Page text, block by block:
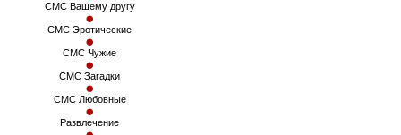
СМС Вашему другу
СМС Эротические
СМС Чужие
СМС Загадки
СМС Любовные
Развлечение